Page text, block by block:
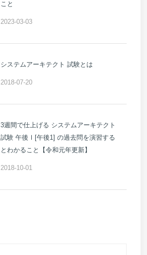
こと
2023-03-03
システムアーキテクト 試験とは
2018-07-20
3週間で仕上げる システムアーキテクト
試験 午後Ⅰ[午後1] の過去問を演習する
とわかること【令和元年更新】
2018-10-01